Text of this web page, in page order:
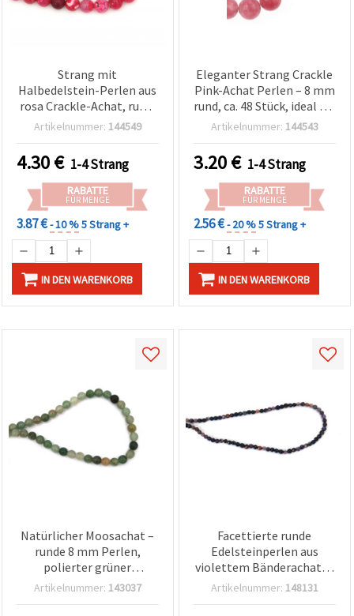
Strang mit
Halbedelstein-Perlen aus
rosa Crackle-Achat, rund,
8 mm, ca. 48 Stück, für
Artikelnummer: 144549
4.30€ 1-4 Strang
RABATTE
FÜR MENGE
3.87 €- 10 %5 Strang +
IN DEN WARENKORB
Eleganter Strang Crackle
Pink-Achat Perlen – 8 mm
rund, ca. 48 Stück, ideal für
Schmuckherstellung &
Schmuckdesigns
Artikelnummer: 144543
3.20€ 1-4 Strang
RABATTE
FÜR MENGE
2.56 €- 20 %5 Strang +
IN DEN WARENKORB
Natürlicher Moosachat –
runde 8 mm Perlen,
polierter grüner
Halbedelstein-
Artikelnummer: 143037
Facettierte runde
Edelsteinperlen aus
violettem Bänderachat, 4
mm, ca. 95 Stück pro
Artikelnummer: 148131